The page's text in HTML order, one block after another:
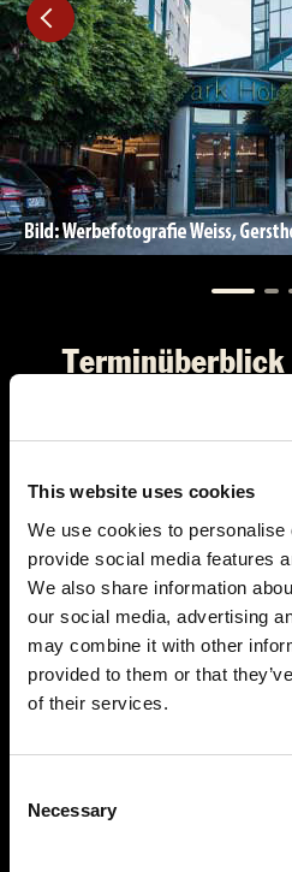
This website uses cookies
We use cookies to personalise
provide social media features
We also share information
our social media, advertising
may combine it with other
provided to them or that
of their services.
Selection
Necessary
Terminüberblick
SA.
03.10.2026 19:00
Eine Leiche im Louvre
Parkhotel Schmid
Augsburger Straße 28